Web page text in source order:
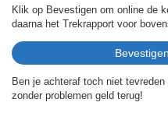
Klik op Bevestigen om online de
daarna het Trekrapport voor
Ben je achteraf toch niet
zonder problemen geld terug!